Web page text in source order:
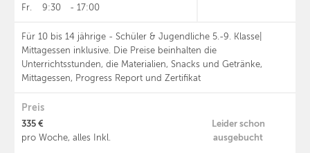
Fr.
9:30 - 17:00
Für 10 bis 14 jährige - Schüler & Jugendliche 5.-9. Klasse|
Mittagessen inklusive. Die Preise beinhalten die
Unterrichtsstunden, die Materialien, Snacks und Getränke,
Mittagessen, Progress Report und Zertifikat
Preis
335 €
pro Woche, alles Inkl.
Leider schon
ausgebucht